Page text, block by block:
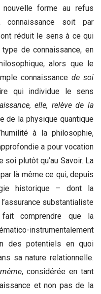
forme au refus
connaissance soit par
réduit le sens à ce qui
de connaissance, en
alors que le
connaissance de soi
qui individue le sens
elle, relève de la
de la physique quantique
à la philosophie,
a pour vocation
plutôt qu’au Savoir. La
là même ce qui, depuis
historique – dont la
substantialiste
comprendre que la
instrumentalement
des potentiels en quoi
sa nature relationnelle.
, considérée en tant
et non pas de la